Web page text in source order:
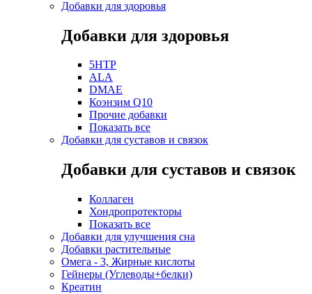
Добавки для здоровья
Добавки для здоровья
5HTP
ALA
DMAE
Коэнзим Q10
Прочие добавки
Показать все
Добавки для суставов и связок
Добавки для суставов и связок
Коллаген
Хондропротекторы
Показать все
Добавки для улучшения сна
Добавки растительные
Омега - 3, Жирные кислоты
Гейнеры (Углеводы+белки)
Креатин